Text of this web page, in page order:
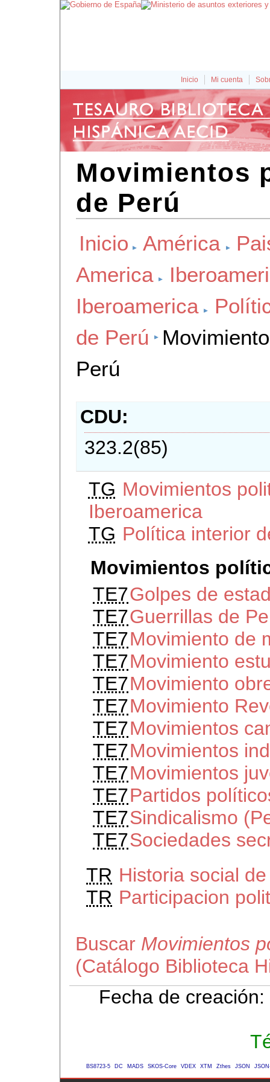
Inicio Mi cuenta
Movimientos
de Perú
Inicio América
America
Iberoamerica
de Perú
Perú
CDU
323.2(85)
TG Movimientos
Iberoamerica
TG Política interior
Movimientos
TE7Golpes de
TE7Guerrillas de
TE7Movimiento de
TE7Movimiento
TE7Movimiento
TE7Movimiento
TE7Movimientos
TE7Movimientos
TE7Movimientos
TE7Partidos
TE7Sindicalismo
TE7Sociedades
TR Historia social
TR Participacion
Buscar Movimientos
(Catálogo Biblioteca
Fecha de
BS8723-5 DC MADS SKOS-Core VDEX XTM Zthes JSON